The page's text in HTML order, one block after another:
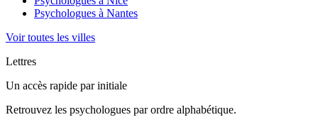
Psychologues à Nantes
Voir toutes les villes
Lettres
Un accès rapide par initiale
Retrouvez les psychologues par ordre alphabétique.